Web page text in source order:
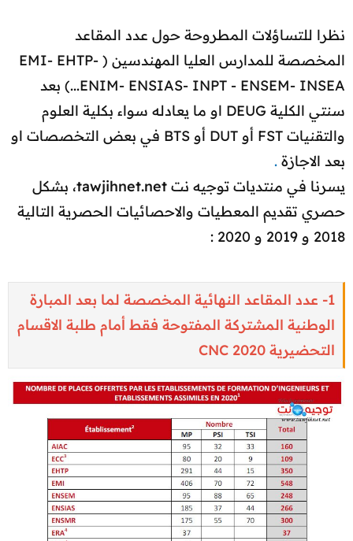
نظرا للتساؤلات المطروحة حول عدد المقاعد
المخصصة للمدارس العليا المهندسين ( EMI- EHTP-
ENIM- ENSIAS- INPT - ENSEM- INSEA...) بعد
سنتي الكلية DEUG او ما يعادله سواء بكلية العلوم
والتقنيات FST أو DUT أو BTS في بعض التخصصات او
بعد الاجازة .
يسرنا في منتديات توجيه نت tawjihnet.net، بشكل
حصري تقديم المعطيات والاحصائيات الحصرية التالية
2018 و 2019 و 2020 :
1- عدد المقاعد النهائية المخصصة لما بعد المبارة
الوطنية المشتركة المفتوحة فقط أمام طلبة الاقسام
التحضيرية CNC 2020